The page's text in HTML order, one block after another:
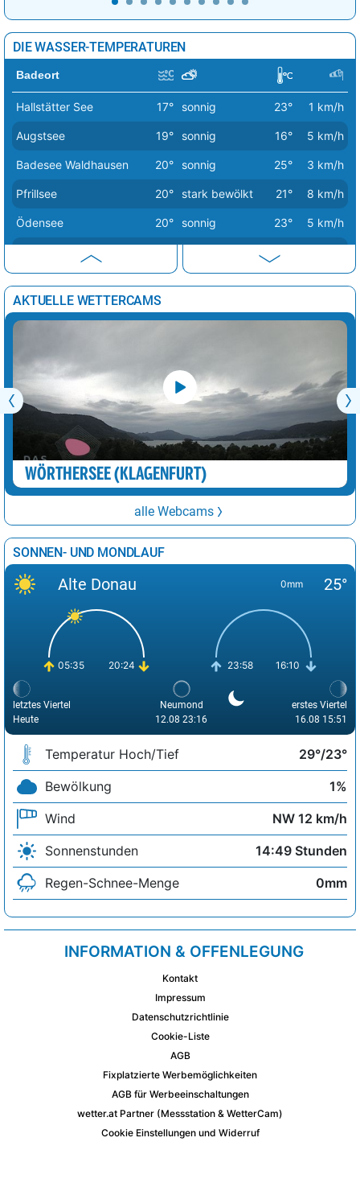
DIE WASSER-TEMPERATUREN
Badeort
Hallstätter See 17° sonnig 23° 1 km/h
Augstsee 19° sonnig 16° 5 km/h
Badesee Waldhausen 20° sonnig 25° 3 km/h
Pfrillsee 20° stark bewölkt 21° 8 km/h
Ödensee 20° sonnig 23° 5 km/h
Heiterwanger See 20°
Urisee 21° wolkig 20° 8 km/h
Gasteiner Badesee sonnig
Erlaufsee 21° sonnig 22° 6 km/h
21° Sprühregen 16° 9 km/h
Achensee 21° 20° 5 km/h
Bananensee 21° stark bewölkt 9 km/h
21° wolkig
Längsee (T) 21° stark bewölkt 20° 8 km/h
Hintersteinersee
Stimmersee stark bewölkt
Wolfgangsee Sprühregen 2 km/h
AKTUELLE WETTERCAMS
WÖRTHERSEE (KLAGENFURT)
alle Webcams
SONNEN- UND MONDLAUF
Alte Donau 0mm 25°
05:35 20:24 23:58 16:10
letztes Viertel
Heute
Neumond
12.08 23:16
erstes Viertel
16.08 15:51
Temperatur Hoch/Tief
29°/23°
Bewölkung
1%
Wind
NW 12 km/h
Sonnenstunden
14:49 Stunden
Regen-Schnee-Menge
0mm
INFORMATION & OFFENLEGUNG
Kontakt
Impressum
Datenschutzrichtlinie
Cookie-Liste
AGB
Fixplatzierte Werbemöglichkeiten
AGB für Werbeeinschaltungen
wetter.at Partner (Messstation & WetterCam)
Cookie Einstellungen und Widerruf